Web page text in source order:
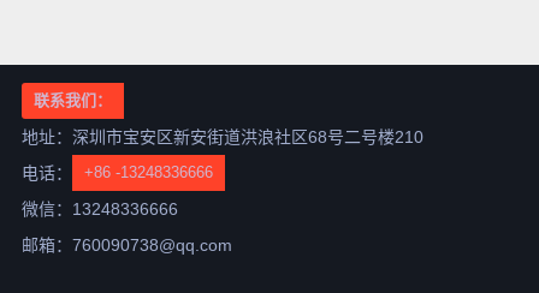
联系我们：
地址：深圳市宝安区新安街道洪浪社区68号二号楼210
电话：
+86 -13248336666
微信：13248336666
邮箱：760090738@qq.com